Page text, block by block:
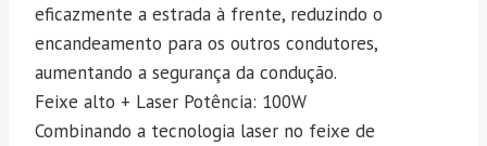
eficazmente a estrada à frente, reduzindo o
encandeamento para os outros condutores,
aumentando a segurança da condução.
Feixe alto + Laser Potência: 100W
Combinando a tecnologia laser no feixe de